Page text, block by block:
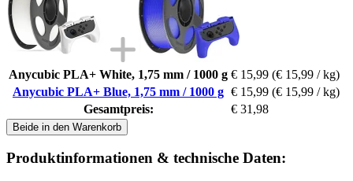
Anycubic PLA+ White, 1,75 mm / 1000 g € 15,99 (€ 15,99 / kg)
Anycubic PLA+ Blue, 1,75 mm / 1000 g € 15,99 (€ 15,99 / kg)
Gesamtpreis:
€ 31,98
Beide in den Warenkorb
Produktinformationen & technische Daten: